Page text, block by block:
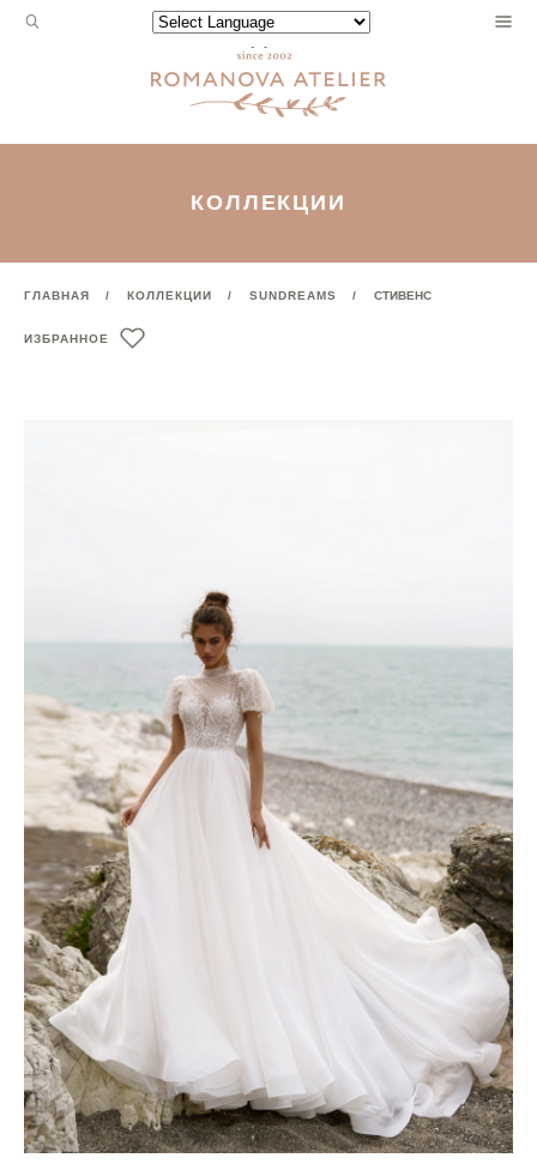
Запрос
Powered by
КОЛЛЕКЦИИ
ГЛАВНАЯ КОЛЛЕКЦИИ SUNDREAMS СТИВЕНС
ИЗБРАННОЕ